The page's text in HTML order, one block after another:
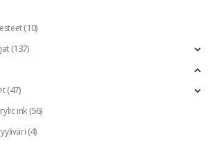
(10)
(137)
(47)
ink(56)
(4)